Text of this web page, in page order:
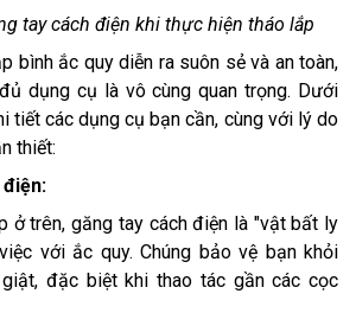
tay cách điện khi thực hiện tháo lắp
bình ắc quy diễn ra suôn sẻ và an toàn,
dụng cụ là vô cùng quan trọng. Dưới
tiết các dụng cụ bạn cần, cùng với lý do
thiết:
điện:
ở trên, găng tay cách điện là "vật bất ly
với ắc quy. Chúng bảo vệ bạn khỏi
đặc biệt khi thao tác gần các cọc